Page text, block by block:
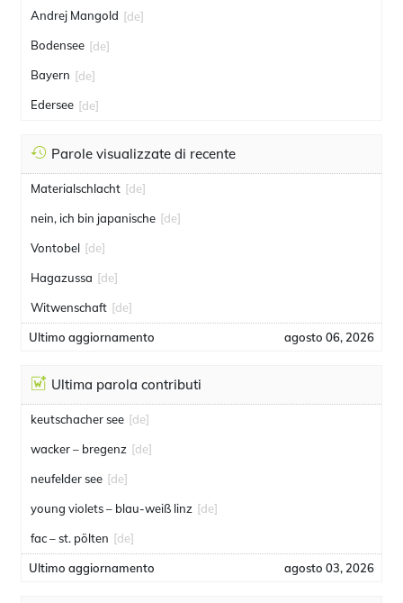
Andrej Mangold [de]
Bodensee [de]
Bayern [de]
Edersee [de]
Parole visualizzate di recente
Materialschlacht [de]
nein, ich bin japanische [de]
Vontobel [de]
Hagazussa [de]
Witwenschaft [de]
Ultimo aggiornamento agosto 06, 2026
Ultima parola contributi
keutschacher see [de]
wacker – bregenz [de]
neufelder see [de]
young violets – blau-weiß linz [de]
fac – st. pölten [de]
Ultimo aggiornamento agosto 03, 2026